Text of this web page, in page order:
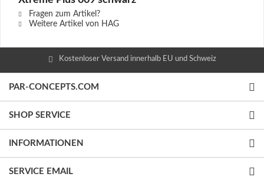
Fragen zum Artikel?
Weitere Artikel von HAG
Kostenloser Versand innerhalb EU und Schweiz
PAR-CONCEPTS.COM
SHOP SERVICE
INFORMATIONEN
SERVICE EMAIL